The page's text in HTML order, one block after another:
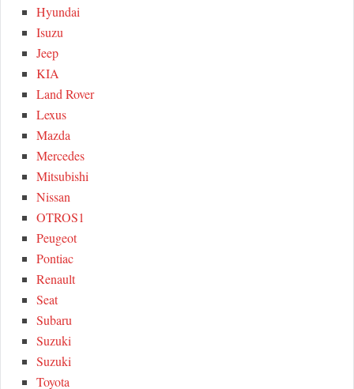
Hyundai
Isuzu
Jeep
KIA
Land Rover
Lexus
Mazda
Mercedes
Mitsubishi
Nissan
OTROS1
Peugeot
Pontiac
Renault
Seat
Subaru
Suzuki
Suzuki
Toyota